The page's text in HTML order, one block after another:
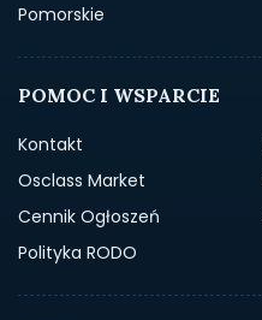
Pomorskie
POMOC I WSPARCIE
Kontakt
Osclass Market
Cennik Ogłoszeń
Polityka RODO